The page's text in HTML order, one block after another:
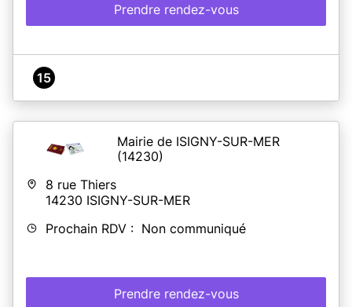
Prendre rendez-vous
15
Mairie de ISIGNY-SUR-MER
(14230)
8 rue Thiers
14230 ISIGNY-SUR-MER
Prochain RDV : Non communiqué
Prendre rendez-vous